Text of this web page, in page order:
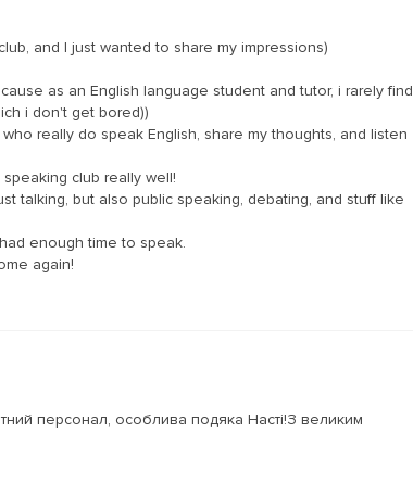
and I just wanted to share my impressions)
as an English language student and tutor, i rarely find
i don't get bored))
really do speak English, share my thoughts, and listen
club really well!
talking, but also public speaking, debating, and stuff like
enough time to speak.
again!
персонал, особлива подяка Насті!З великим